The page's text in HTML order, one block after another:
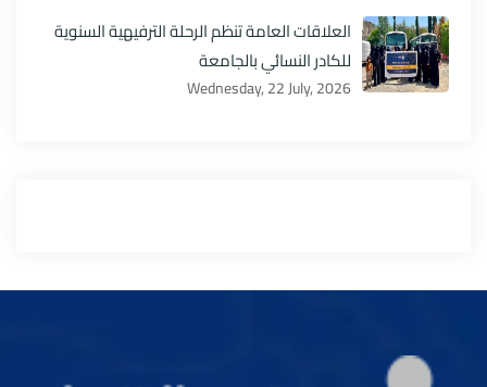
العلاقات العامة تنظم الرحلة الترفيهية السنوية
للكادر النسائي بالجامعة
Wednesday, 22 July, 2026